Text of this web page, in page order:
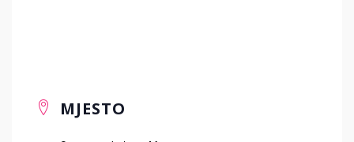
MJESTO